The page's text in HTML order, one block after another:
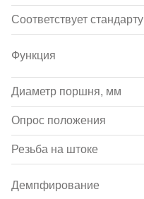
Соответствует стандарту
Функция
Диаметр поршня, мм
Опрос положения
Резьба на штоке
Демпфирование